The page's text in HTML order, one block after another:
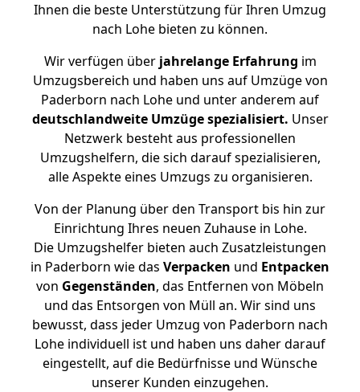
Ihnen die beste Unterstützung für Ihren Umzug
nach Lohe bieten zu können.
Wir verfügen überjahrelange Erfahrung im
Umzugsbereich und haben uns auf Umzüge von
Paderborn nach Lohe und unter anderem auf
deutschlandweite Umzüge spezialisiert. Unser
Netzwerk besteht aus professionellen
Umzugshelfern, die sich darauf spezialisieren,
alle Aspekte eines Umzugs zu organisieren.
Von der Planung über den Transport bis hin zur
Einrichtung Ihres neuen Zuhause in Lohe.
Die Umzugshelfer bieten auch Zusatzleistungen
in Paderborn wie das Verpacken und Entpacken
von Gegenständen, das Entfernen von Möbeln
und das Entsorgen von Müll an. Wir sind uns
bewusst, dass jeder Umzug von Paderborn nach
Lohe individuell ist und haben uns daher darauf
eingestellt, auf die Bedürfnisse und Wünsche
unserer Kunden einzugehen.